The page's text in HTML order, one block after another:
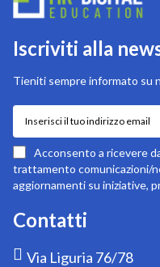
Contatti
Via Liguria 76/78
Iscriviti alla
Tieniti sempre informato su
Iscriviti
alla
nostra
newsletter:
Acconsento a ricevere
trattamento comunicazioni/
aggiornamenti su iniziative,